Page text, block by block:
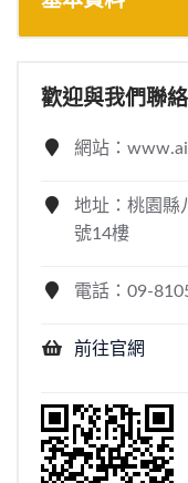
歡迎與我們聯絡
網站：
地址：桃園縣
號14樓
電話：09-
前往官網